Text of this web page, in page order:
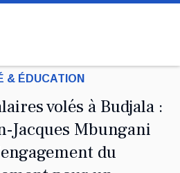
& ÉDUCATION
volés à Budjala :
Jacques Mbungani
du